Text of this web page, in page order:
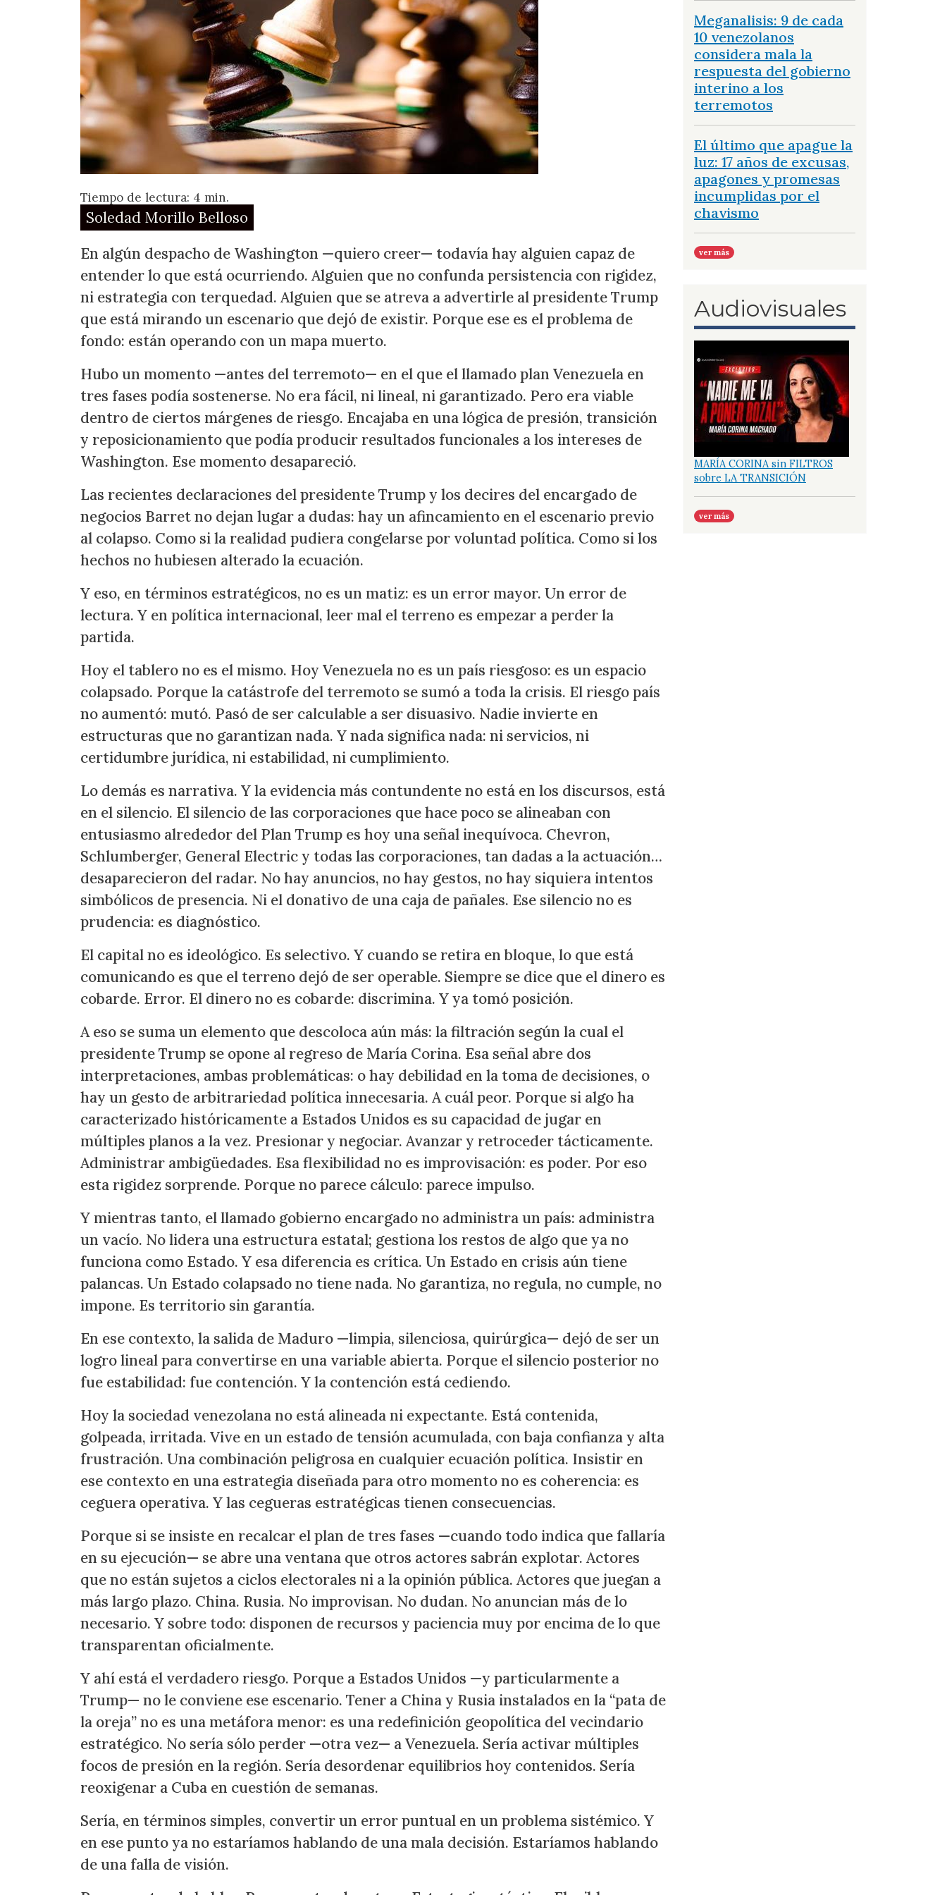
Tiempo de lectura: 4 min.
Soledad Morillo Belloso
En algún despacho de Washington —quiero creer— todavía hay alguien capaz de
entender lo que está ocurriendo. Alguien que no confunda persistencia con rigidez,
ni estrategia con terquedad. Alguien que se atreva a advertirle al presidente Trump
que está mirando un escenario que dejó de existir. Porque ese es el problema de
fondo: están operando con un mapa muerto.
Hubo un momento —antes del terremoto— en el que el llamado plan Venezuela en
tres fases podía sostenerse. No era fácil, ni lineal, ni garantizado. Pero era viable
dentro de ciertos márgenes de riesgo. Encajaba en una lógica de presión, transición
y reposicionamiento que podía producir resultados funcionales a los intereses de
Washington. Ese momento desapareció.
Las recientes declaraciones del presidente Trump y los decires del encargado de
negocios Barret no dejan lugar a dudas: hay un afincamiento en el escenario previo
al colapso. Como si la realidad pudiera congelarse por voluntad política. Como si los
hechos no hubiesen alterado la ecuación.
Y eso, en términos estratégicos, no es un matiz: es un error mayor. Un error de
lectura. Y en política internacional, leer mal el terreno es empezar a perder la
partida.
Hoy el tablero no es el mismo. Hoy Venezuela no es un país riesgoso: es un espacio
colapsado. Porque la catástrofe del terremoto se sumó a toda la crisis. El riesgo país
no aumentó: mutó. Pasó de ser calculable a ser disuasivo. Nadie invierte en
estructuras que no garantizan nada. Y nada significa nada: ni servicios, ni
certidumbre jurídica, ni estabilidad, ni cumplimiento.
Lo demás es narrativa. Y la evidencia más contundente no está en los discursos, está
en el silencio. El silencio de las corporaciones que hace poco se alineaban con
entusiasmo alrededor del Plan Trump es hoy una señal inequívoca. Chevron,
Schlumberger, General Electric y todas las corporaciones, tan dadas a la actuación…
desaparecieron del radar. No hay anuncios, no hay gestos, no hay siquiera intentos
simbólicos de presencia. Ni el donativo de una caja de pañales. Ese silencio no es
prudencia: es diagnóstico.
El capital no es ideológico. Es selectivo. Y cuando se retira en bloque, lo que está
comunicando es que el terreno dejó de ser operable. Siempre se dice que el dinero es
cobarde. Error. El dinero no es cobarde: discrimina. Y ya tomó posición.
A eso se suma un elemento que descoloca aún más: la filtración según la cual el
presidente Trump se opone al regreso de María Corina. Esa señal abre dos
interpretaciones, ambas problemáticas: o hay debilidad en la toma de decisiones, o
hay un gesto de arbitrariedad política innecesaria. A cuál peor. Porque si algo ha
caracterizado históricamente a Estados Unidos es su capacidad de jugar en
múltiples planos a la vez. Presionar y negociar. Avanzar y retroceder tácticamente.
Administrar ambigüedades. Esa flexibilidad no es improvisación: es poder. Por eso
esta rigidez sorprende. Porque no parece cálculo: parece impulso.
Y mientras tanto, el llamado gobierno encargado no administra un país: administra
un vacío. No lidera una estructura estatal; gestiona los restos de algo que ya no
funciona como Estado. Y esa diferencia es crítica. Un Estado en crisis aún tiene
palancas. Un Estado colapsado no tiene nada. No garantiza, no regula, no cumple, no
impone. Es territorio sin garantía.
En ese contexto, la salida de Maduro —limpia, silenciosa, quirúrgica— dejó de ser un
logro lineal para convertirse en una variable abierta. Porque el silencio posterior no
fue estabilidad: fue contención. Y la contención está cediendo.
Hoy la sociedad venezolana no está alineada ni expectante. Está contenida,
golpeada, irritada. Vive en un estado de tensión acumulada, con baja confianza y alta
frustración. Una combinación peligrosa en cualquier ecuación política. Insistir en
ese contexto en una estrategia diseñada para otro momento no es coherencia: es
ceguera operativa. Y las cegueras estratégicas tienen consecuencias.
Porque si se insiste en recalcar el plan de tres fases —cuando todo indica que fallaría
en su ejecución— se abre una ventana que otros actores sabrán explotar. Actores
que no están sujetos a ciclos electorales ni a la opinión pública. Actores que juegan a
más largo plazo. China. Rusia. No improvisan. No dudan. No anuncian más de lo
necesario. Y sobre todo: disponen de recursos y paciencia muy por encima de lo que
transparentan oficialmente.
Y ahí está el verdadero riesgo. Porque a Estados Unidos —y particularmente a
Trump— no le conviene ese escenario. Tener a China y Rusia instalados en la “pata de
la oreja” no es una metáfora menor: es una redefinición geopolítica del vecindario
estratégico. No sería sólo perder —otra vez— a Venezuela. Sería activar múltiples
focos de presión en la región. Sería desordenar equilibrios hoy contenidos. Sería
reoxigenar a Cuba en cuestión de semanas.
Sería, en términos simples, convertir un error puntual en un problema sistémico. Y
en ese punto ya no estaríamos hablando de una mala decisión. Estaríamos hablando
de una falla de visión.
Meganalisis: 9 de cada
10 venezolanos
considera mala la
respuesta del gobierno
interino a los
terremotos
El último que apague la
luz: 17 años de excusas,
apagones y promesas
incumplidas por el
chavismo
ver más
Audiovisuales
MARÍA CORINA sin FILTROS
sobre LA TRANSICIÓN
ver más